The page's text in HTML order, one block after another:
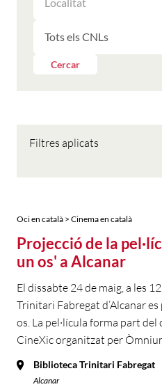
ELS
RESULTATS
LES
PER
LES
Cercar
Filtres aplicats
Oci en català > Cinema en català
Projecció de la
un os' a Alcanar
El dissabte 24 de maig, a les
Trinitari Fabregat d’Alcanar
os. La pel·lícula forma part
CineXic organitzat per
Biblioteca Trinitari Fabregat
Alcanar